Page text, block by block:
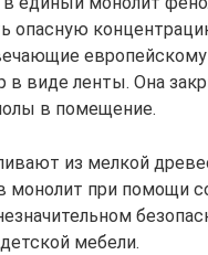
опасную
в виде ленты. Она
в помещение.
из мелкой
монолит при помощи
мебели.